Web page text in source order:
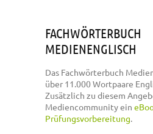
FACHWÖRTERBUCH
MEDIENENGLISCH
Das Fachwörterbuch
über 11.000 Wortpaare
Zusätzlich zu diesem
Mediencommunity ein
Prüfungsvorbereitung.